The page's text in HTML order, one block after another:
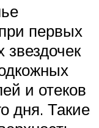
первых
звездочек
и отеков
дня. Такие